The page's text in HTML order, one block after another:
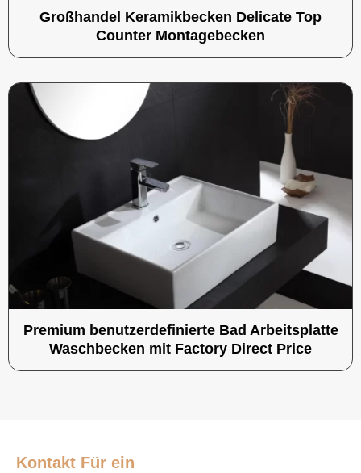
Großhandel Keramikbecken Delicate Top
Counter Montagebecken
Premium benutzerdefinierte Bad Arbeitsplatte
Waschbecken mit Factory Direct Price
Kontakt Für ein